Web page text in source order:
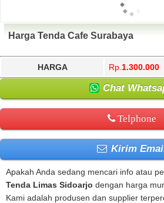
Harga Tenda Cafe Surabaya
HARGA Rp. 1.300.000
Chat
Telphone
Kirim
Apakah Anda sedang mencari info atau
Tenda Limas Sidoarjo dengan harga
Kami adalah produsen dan supplier